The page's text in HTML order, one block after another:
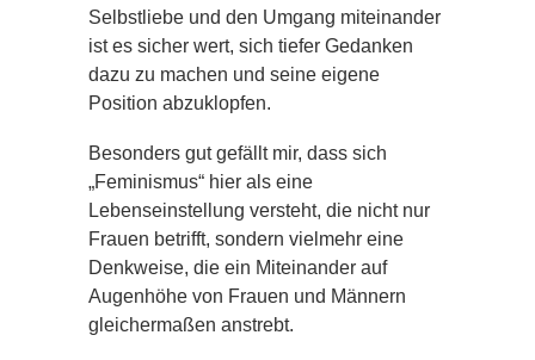
Selbstliebe und den Umgang miteinander
ist es sicher wert, sich tiefer Gedanken
dazu zu machen und seine eigene
Position abzuklopfen.
Besonders gut gefällt mir, dass sich
„Feminismus“ hier als eine
Lebenseinstellung versteht, die nicht nur
Frauen betrifft, sondern vielmehr eine
Denkweise, die ein Miteinander auf
Augenhöhe von Frauen und Männern
gleichermaßen anstrebt.